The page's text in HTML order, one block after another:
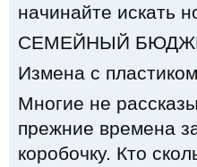
начинайте искать
СЕМЕЙНЫЙ
Измена с пластиком
Многие не
прежние времена
коробочку. Кто